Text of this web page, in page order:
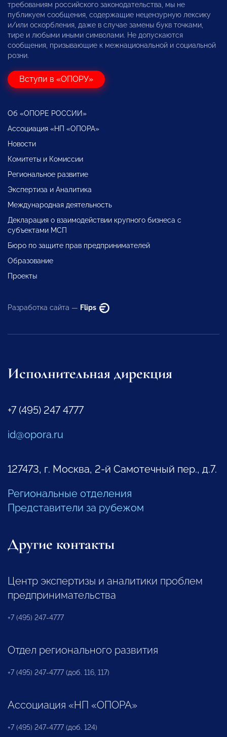
требованиям российского законодательства, мы не
публикуем сообщения, содержащие нецензурную лексику
и/или оскорбления, даже в случае замены букв точками,
тире и любыми иными символами. Не допускаются
сообщения, призывающие к межнациональной и социальной
розни.
Вступи в «ОПОРУ»
Об «ОПОРЕ РОССИИ»
Ассоциация «НП «ОПОРА»
Новости
Комитеты и Комиссии
Региональное развитие
Экспертиза и Аналитика
Международная деятельность
Декларация о взаимодействии крупного бизнеса с
субъектами МСП
Бюро по защите прав предпринимателей
Образование
Проекты
Разработка сайта — Flips
Исполнительная дирекция
+7 (495) 247 4777
id@opora.ru
127473, г. Москва, 2-й Самотечный пер., д.7.
Региональные отделения
Представители за рубежом
Другие контакты
Центр экспертизы и аналитики проблем
предпринимательства
+7 (495) 247-4777
Отдел регионального развития
+7 (495) 247-4777 (доб. 116, 117)
Ассоциация «НП «ОПОРА»
+7 (495) 247-4777 (доб. 124)